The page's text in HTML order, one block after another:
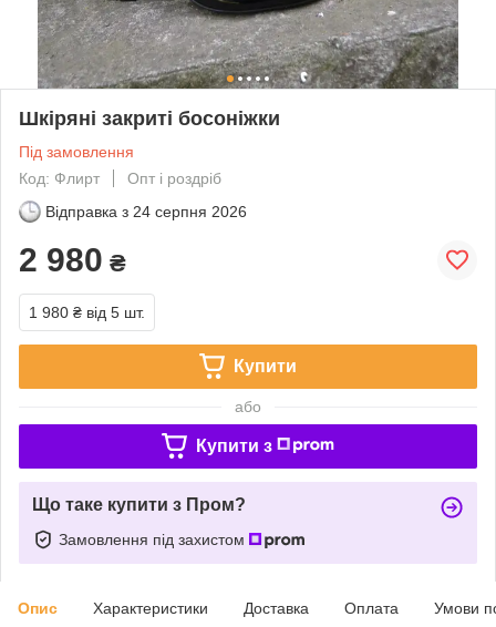
Шкіряні закриті босоніжки
Під замовлення
Код: Флирт
Опт і роздріб
Відправка з 24 серпня 2026
2 980 ₴
1 980 ₴ від 5 шт.
Купити
або
Купити з
Що таке купити з Пром?
Замовлення під захистом
Опис Характеристики Доставка Оплата Умови